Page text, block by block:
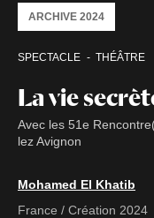
La vie
Avec les 51e
lez Avignon
SPECTACLE THÉÂTRE
ARCHIVE 2024
Mohamed El Khatib
France / Création 2024